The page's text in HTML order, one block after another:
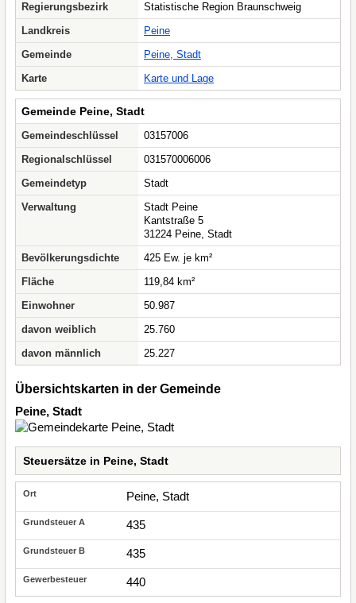
Regierungsbezirk
Statistische Region Braunschweig
Landkreis
Peine
Gemeinde
Peine, Stadt
Karte
Karte und Lage
Gemeinde Peine, Stadt
Gemeindeschlüssel
03157006
Regionalschlüssel
031570006006
Gemeindetyp
Stadt
Verwaltung
Stadt Peine
Kantstraße 5
31224 Peine, Stadt
Bevölkerungsdichte
425 Ew. je km²
Fläche
119,84 km²
Einwohner
50.987
davon weiblich
25.760
davon männlich
25.227
Übersichtskarten in der Gemeinde
Peine, Stadt
Steuersätze in Peine, Stadt
Peine, Stadt
435
435
440